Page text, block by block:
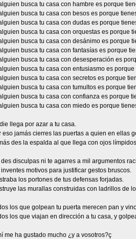
busca tu casa con hambre es porque
busca tu casa con besos es porque
busca tu casa con dudas es porque
busca tu casa con orquestas es porque
busca tu casa con desánimo es porque
busca tu casa con fantasías es porque
busca tu casa con desesperación es
busca tu casa con entusiasmo es
busca tu casa con secretos es porque
busca tu casa con tumultos es porque
busca tu casa con confianza es porque
busca tu casa con miedo es porque
llega por azar a tu casa.
eso jamás cierres las puertas a quien en ellas
des la espalda al que llega con ojos
des disculpas ni te agarres a mil argumentos
inventes motivos para justificar gestos bruscos.
los portones de tus defensas forjadas.
las murallas construidas con ladrillos de
los que golpean tu puerta merecen pan y
los que viajan en dirección a tu casa, y
me ha gustado mucho ¿y a vosotros?ç